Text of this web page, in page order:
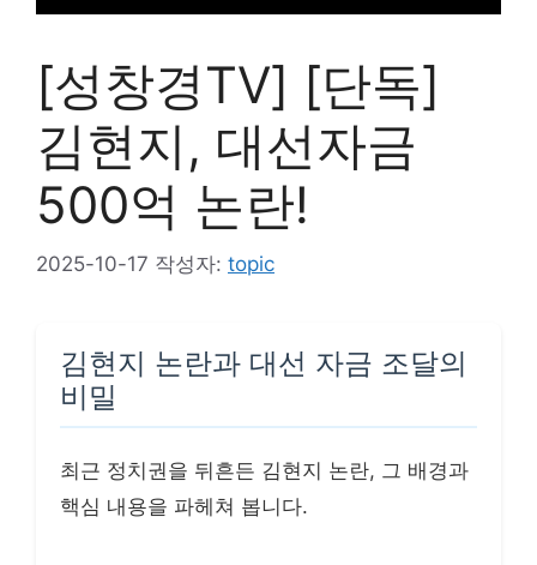
[성창경TV] [단독]
김현지, 대선자금
500억 논란!
2025-10-17 작성자: topic
김현지 논란과 대선 자금 조달의
비밀
최근 정치권을 뒤흔든 김현지 논란, 그 배경과
핵심 내용을 파헤쳐 봅니다.